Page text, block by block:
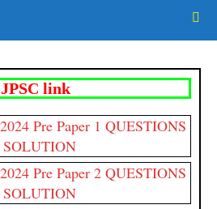
JPSC link
Pre Paper 1 QUESTIONS
SOLUTION
Pre Paper 2 QUESTIONS
SOLUTION